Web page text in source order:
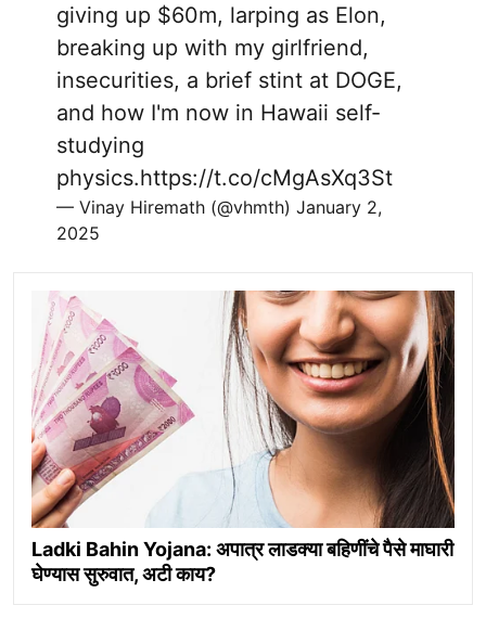
giving up $60m, larping as Elon,
breaking up with my girlfriend,
insecurities, a brief stint at DOGE,
and how I'm now in Hawaii self-
studying
physics.https://t.co/cMgAsXq3St
— Vinay Hiremath (@vhmth) January 2,
2025
Ladki Bahin Yojana: अपात्र लाडक्या बहिणींचे पैसे माघारी
घेण्यास सुरुवात, अटी काय?